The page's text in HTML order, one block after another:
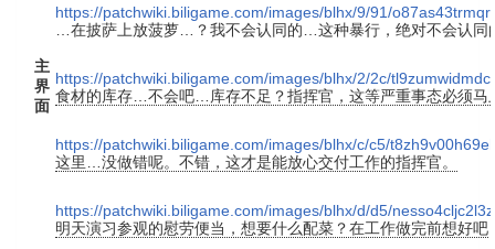
主
界
面
https://patchwiki.biligame.com/images/blhx/9/91/
…在披萨上放菠萝…？我不会认同的…这种暴行，绝对不会认
https://patchwiki.biligame.com/images/blhx/2/2c/
食材的库存…不会吧…库存不足？指挥官，这等严重事态必须马
https://patchwiki.biligame.com/images/blhx/c/c5/
这里…没做错呢。不错，这才是能放心交付工作的指挥官。
https://patchwiki.biligame.com/images/blhx/d/d5/
明天演习参观的慰劳便当，想要什么配菜？在工作做完前想好吧